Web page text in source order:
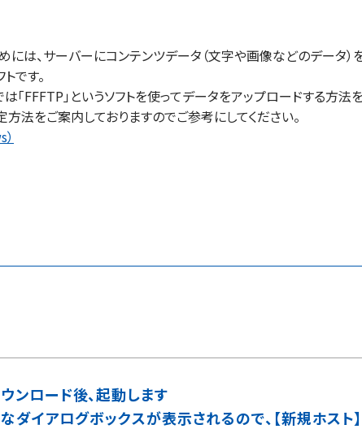
は、サーバーにコンテンツデータ（文字や画像などのデータ）
です。
「FFFTP」というソフトを使ってデータをアップロードする方法
法をご案内しておりますのでご参考にしてください。
ンロード後、起動します
イアログボックスが表示されるので、【新規ホスト